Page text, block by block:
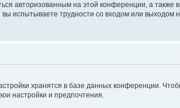
авторизованным на этой конференции, а также
испытываете трудности со входом или
хранятся в базе данных конференции.
настройки и предпочтения.